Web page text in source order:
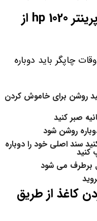
مرحله 2: گیر کردن کاغذ در پرینتر hp 1020 از
چاپگر باید دوباره
روشن برای خاموش کردن
صبر کنید
سند اصلی خود را دوباره
کنید
برطرف می شود
کاغذ از طریق